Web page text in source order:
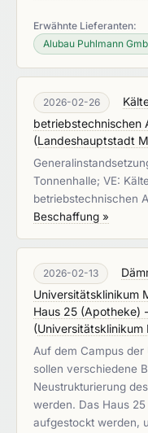
Erwähnte Lieferanten:
Alubau Puhlmann
2026-02-26
betriebstechnischen
(Landeshauptstadt
Tonnenhalle; VE:
betriebstechnischen
Beschaffung »
2026-02-13
Universitätsklinikum
Haus 25 (Apotheke)
(Universitätsklinikum
Auf dem Campus
sollen verschiedene
Neustrukturierung
werden. Das Haus
aufgestockt werden,